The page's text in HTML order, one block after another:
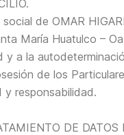
de OMAR
María Huatulco –
y a la
de los
y responsabilidad.
DE DATOS